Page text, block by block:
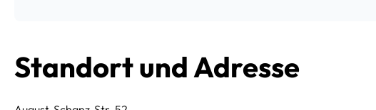
Standort und Adresse